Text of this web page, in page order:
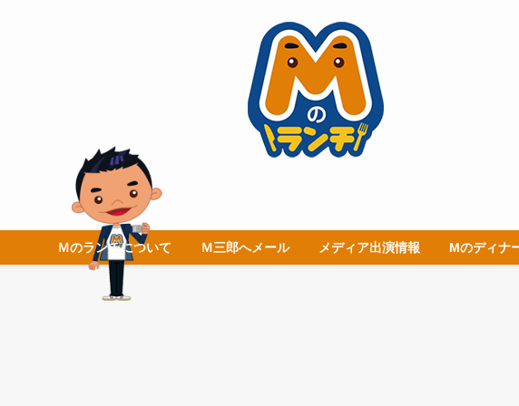
Ｍのランチについて Ｍ三郎へメール メディア出演情報 Mのディナ